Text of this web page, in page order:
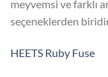
meyvemsi ve farklı
seçeneklerden
HEETS Ruby Fuse